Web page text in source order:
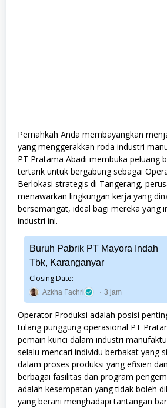
Pernahkah Anda membayangkan
yang menggerakkan roda industri
PT Pratama Abadi membuka peluang
tertarik untuk bergabung sebagai
Berlokasi strategis di Tangerang,
menawarkan lingkungan kerja yang
bersemangat, ideal bagi mereka yang
industri ini.
Buruh Pabrik PT Mayora Indah
Tbk, Karanganyar
Closing Date: -
Azkha Fachri 3 jam
Operator Produksi adalah posisi
tulang punggung operasional PT
pemain kunci dalam industri
selalu mencari individu berbakat yang
dalam proses produksi yang efisien
berbagai fasilitas dan program
adalah kesempatan yang tidak boleh
yang berani menghadapi tantangan